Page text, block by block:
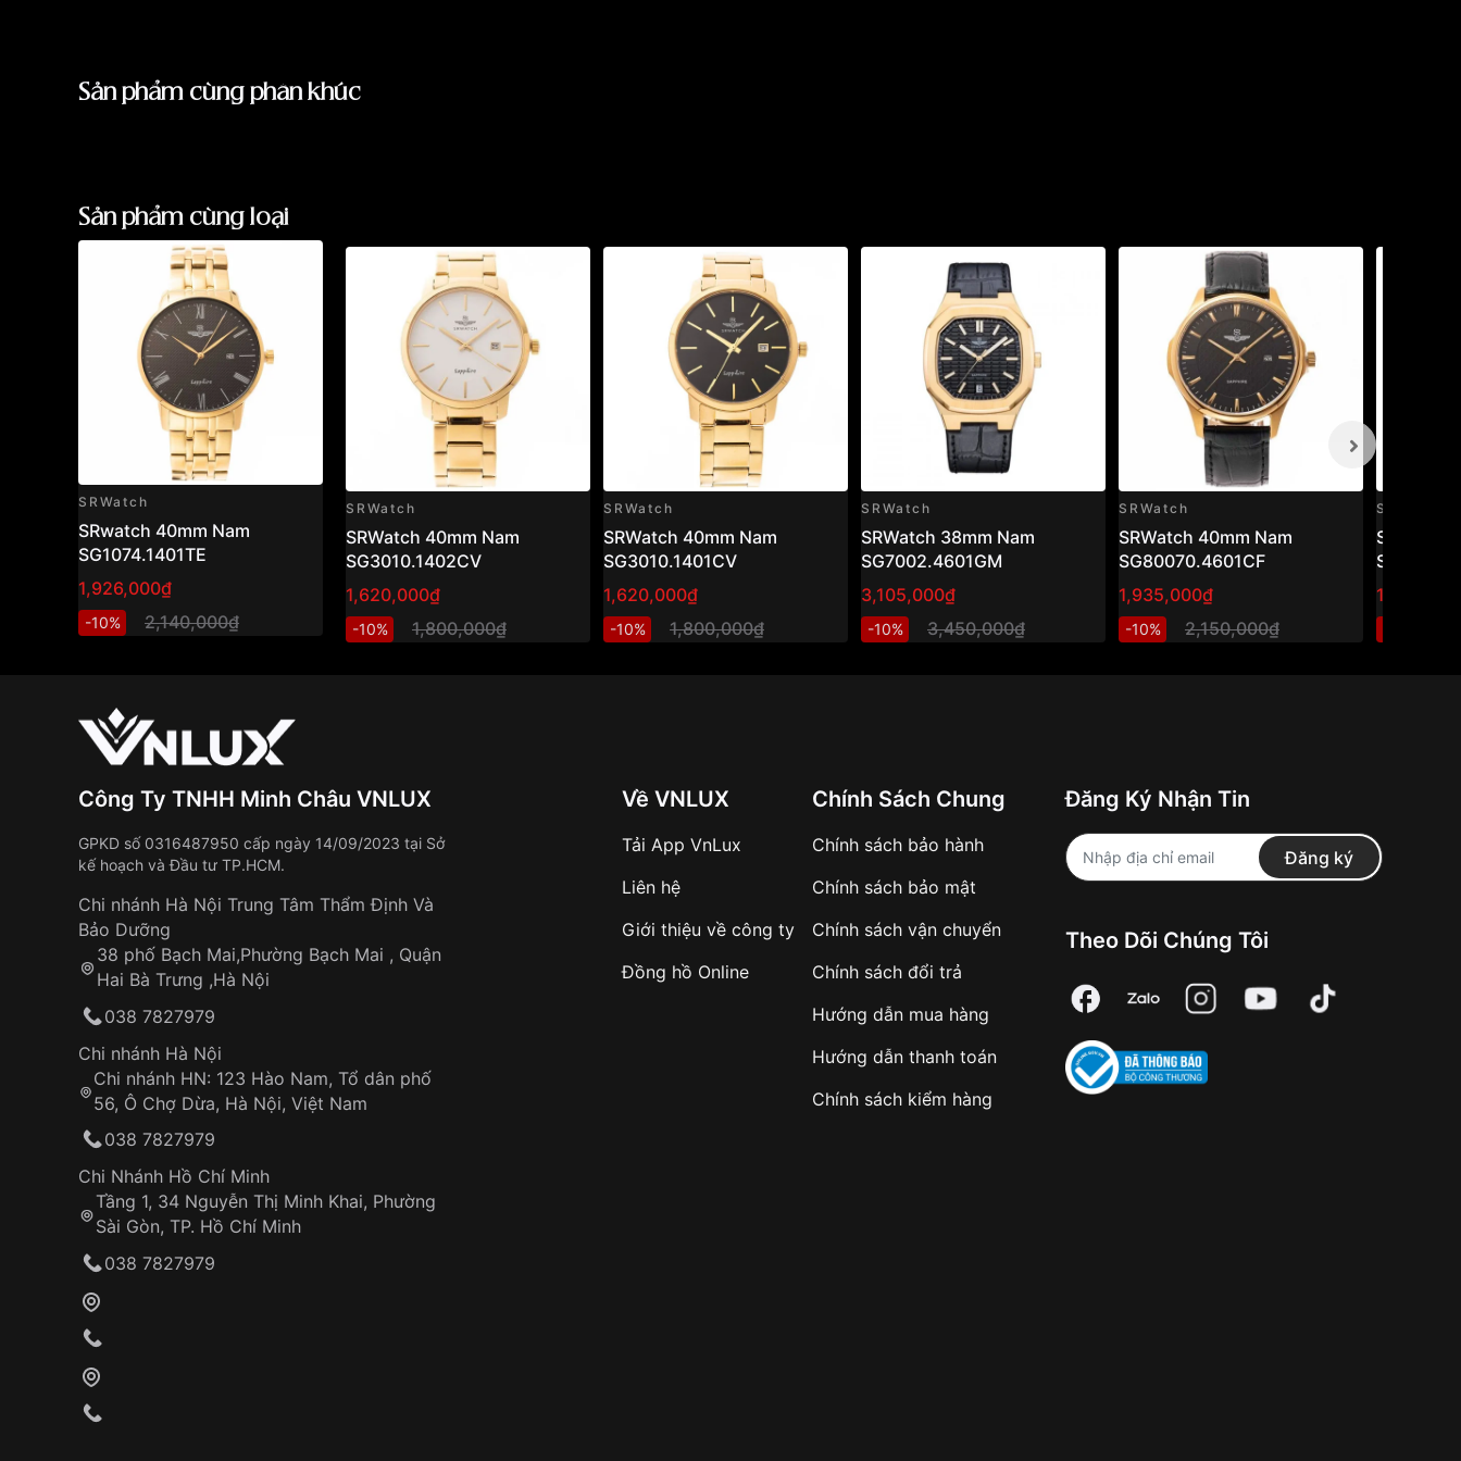
Sản phẩm cùng phân khúc
Sản phẩm cùng loại
SRWatch
SRwatch 40mm Nam
SG1074.1401TE
1,926,000₫
-10% 2,140,000₫
SRWatch
SRWatch 40mm Nam
SG3010.1402CV
1,620,000₫
-10% 1,800,000₫
SRWatch
SRWatch 40mm Nam
SG3010.1401CV
1,620,000₫
-10% 1,800,000₫
SRWatch
SRWatch 38mm Nam
SG7002.4601GM
3,105,000₫
-10% 3,450,000₫
SRWatch
SRWatch 40mm Nam
SG80070.4601CF
1,935,000₫
-10% 2,150,000₫
SRWatch
SRwatch
Công Ty TNHH Minh Châu VNLUX
GPKD số 0316487950 cấp ngày 14/09/2023 tại Sở
kế hoạch và Đầu tư TP.HCM.
Chi nhánh Hà Nội Trung Tâm Thẩm Định Và
Bảo Dưỡng
38 phố Bạch Mai,Phường Bạch Mai , Quận
Hai Bà Trưng ,Hà Nội
038 7827979
Chi nhánh Hà Nội
Chi nhánh HN: 123 Hào Nam, Tổ dân phố
56, Ô Chợ Dừa, Hà Nội, Việt Nam
038 7827979
Chi Nhánh Hồ Chí Minh
Tầng 1, 34 Nguyễn Thị Minh Khai, Phường
Sài Gòn, TP. Hồ Chí Minh
038 7827979
Về VNLUX
Tải App VnLux
Liên hệ
Giới thiệu về công ty
Đồng hồ Online
Chính Sách Chung
Chính sách bảo hành
Chính sách bảo mật
Chính sách vận chuyển
Chính sách đổi trả
Hướng dẫn mua hàng
Hướng dẫn thanh toán
Chính sách kiểm hàng
Đăng Ký Nhận Tin
Đăng ký
Theo Dõi Chúng Tôi